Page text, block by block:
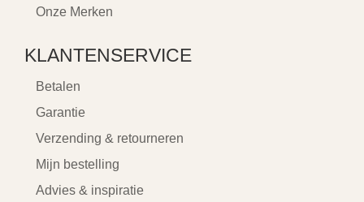
Onze Merken
KLANTENSERVICE
Betalen
Garantie
Verzending & retourneren
Mijn bestelling
Advies & inspiratie